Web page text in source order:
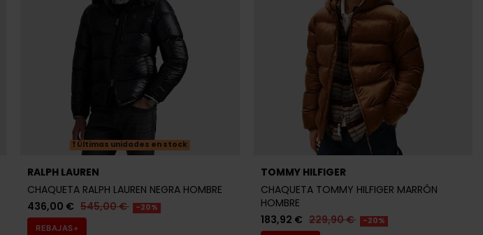
Últimas unidades en stock
RALPH LAUREN
CHAQUETA RALPH LAUREN NEGRA HOMBRE
436,00 € 545,00 € -20%
REBAJAS+
TOMMY HILFIGER
CHAQUETA TOMMY HILFIGER MARRÓN
HOMBRE
183,92 € 229,90 € -20%